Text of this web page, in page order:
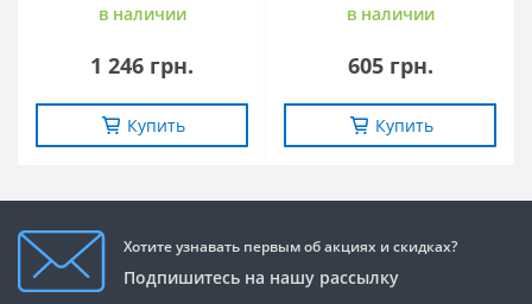
в наличии
1 246 грн.
Купить
в наличии
605 грн.
Купить
Хотите узнавать первым об акциях и скидках?
Подпишитесь на нашу рассылку